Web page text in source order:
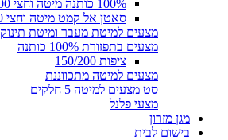
100% כותנה מיטה וחצי 120/200
סאטן אל קמט מיטה וחצי 120/200
מצעים למיטת מעבר ומיטת תינוק
מצעים בתפזורת 100% כותנה
ציפות 150/200
מצעים למיטה מתכווננת
סט מצעים למיטה 5 חלקים
מצעי פלנל
מגן מזרון
בישום לבית